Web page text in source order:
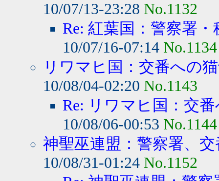
10/07/13-23:28 No.1132
Re: 紅葉国：警察署
10/07/16-07:14 No.1134
リワマヒ国：交番への
10/08/04-02:20 No.1143
Re: リワマヒ国：交
10/08/06-00:53 No.1144
神聖巫連盟：警察署、
10/08/31-01:24 No.1152